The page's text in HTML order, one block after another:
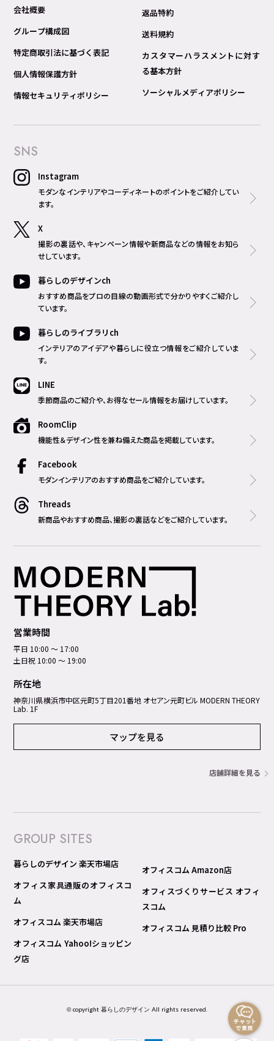
会社概要
グループ構成図
特定商取引法に基づく表記
個人情報保護方針
情報セキュリティポリシー
返品特約
送料規約
カスタマーハラスメントに対す
る基本方針
ソーシャルメディアポリシー
SNS
Instagram
モダンなインテリアやコーディネートのポイントをご紹介してい
ます。
X
撮影の裏話や、キャンペーン情報や新商品などの情報をお知ら
せしています。
暮らしのデザインch
おすすめ商品をプロの目線の動画形式で分かりやすくご紹介し
ています。
暮らしのライブラリch
インテリアのアイデアや暮らしに役立つ情報をご紹介していま
す。
LINE
季節商品のご紹介や、お得なセール情報をお届けしています。
RoomClip
機能性＆デザイン性を兼ね備えた商品を掲載しています。
Facebook
モダンインテリアのおすすめ商品をご紹介しています。
Threads
新商品やおすすめ商品、撮影の裏話などをご紹介しています。
営業時間
平日 10:00 ～ 17:00
土日祝 10:00 ～ 19:00
所在地
神奈川県横浜市中区元町5丁⽬201番地 オセアン元町ビル MODERN THEORY
Lab. 1F
マップを見る
店舗詳細を見る
GROUP SITES
暮らしのデザイン 楽天市場店
オフィス家具通販のオフィスコ
ム
オフィスコム 楽天市場店
オフィスコム Yahoo!ショッピン
グ店
オフィスコム Amazon店
オフィスづくりサービス オフィ
スコム
オフィスコム 見積り比較 Pro
© copyright 暮らしのデザイン All rights reserved.